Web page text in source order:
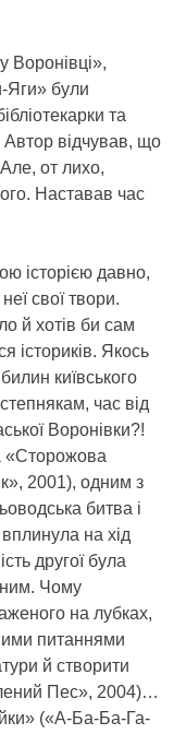
Воронівці»,
Яги» були
та
Автор відчував, що
от лихо,
Наставав час
історією давно,
свої твори.
й хотів би сам
істориків. Якось
київського
час від
Воронівки?!
«Сторожова
2001), одним з
битва і
на хід
другої була
Чому
на лубках,
питаннями
й створити
Пес», 2004)…
(«А-Ба-Ба-Га-